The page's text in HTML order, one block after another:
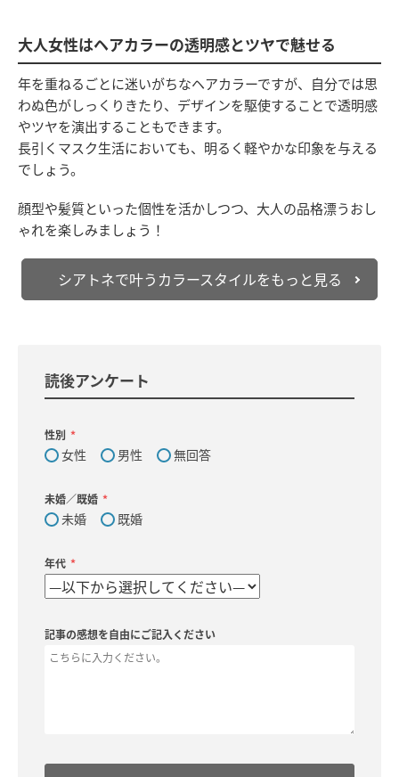
大人女性はヘアカラーの透明感とツヤで魅せる
年を重ねるごとに迷いがちなヘアカラーですが、自分では思
わぬ色がしっくりきたり、デザインを駆使することで透明感
やツヤを演出することもできます。
長引くマスク生活においても、明るく軽やかな印象を与える
でしょう。
顔型や髪質といった個性を活かしつつ、大人の品格漂うおし
ゃれを楽しみましょう！
シアトネで叶うカラースタイルをもっと見る
読後アンケート
性別
女性 男性 無回答
未婚／既婚
未婚 既婚
年代
記事の感想を自由にご記入ください